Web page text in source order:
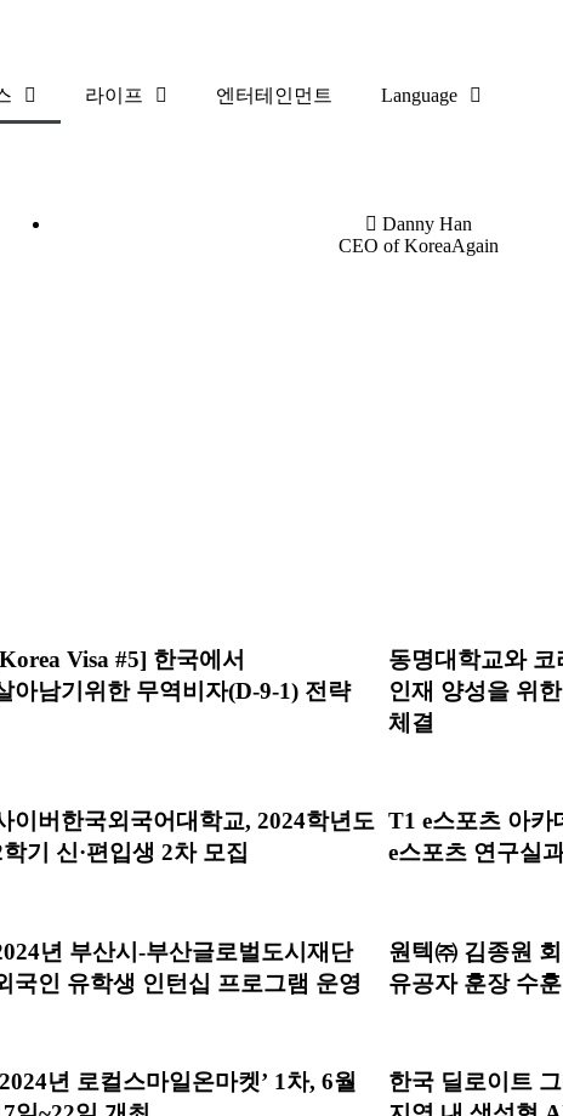
라이프 엔터테인먼트 Language
Danny Han
CEO of KoreaAgain
Visa #5] 한국에서
아남기위한 무역비자(D-9-1) 전략
동명대학교와 코
인재 양성을 위
체결
이버한국외국어대학교, 2024학년도
기 신·편입생 2차 모집
T1 e스포츠 아카
e스포츠 연구실
년 부산시-부산글로벌도시재단
국인 유학생 인턴십 프로그램 운영
원텍㈜ 김종원
유공자 훈장 수훈
년 로컬스마일온마켓’ 1차, 6월
한국 딜로이트